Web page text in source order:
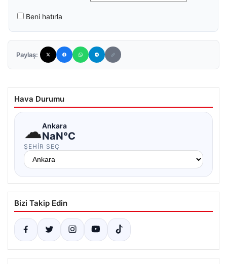
Beni hatırla
Paylaş:
Hava Durumu
☁Ankara
NaN°C
ŞEHIR SEÇ
Bizi Takip Edin